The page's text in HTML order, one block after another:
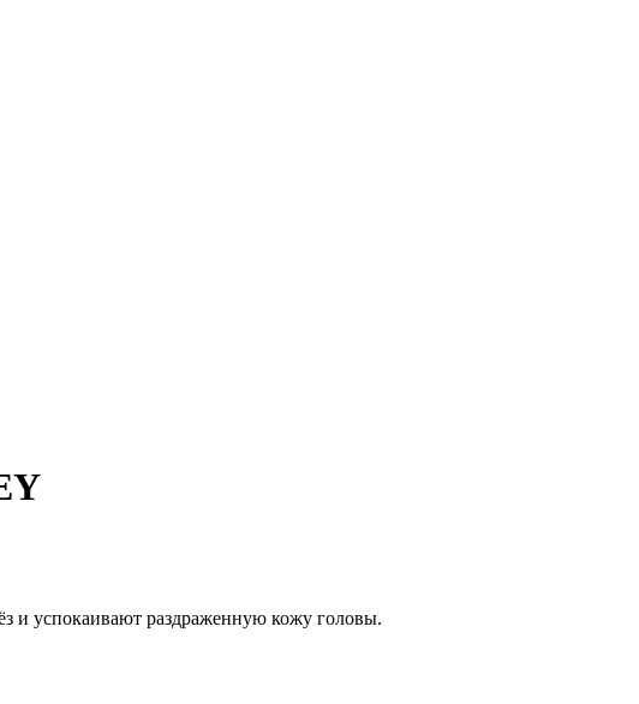
и успокаивают раздраженную кожу головы.